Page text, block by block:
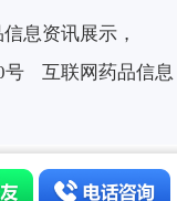
息资讯展示，
号
互联网药品信息